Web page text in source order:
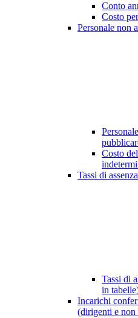
Conto
Costo
Personale non
Costo
Tassi di assenza
Tassi di
in
Incarichi
(dirigenti e